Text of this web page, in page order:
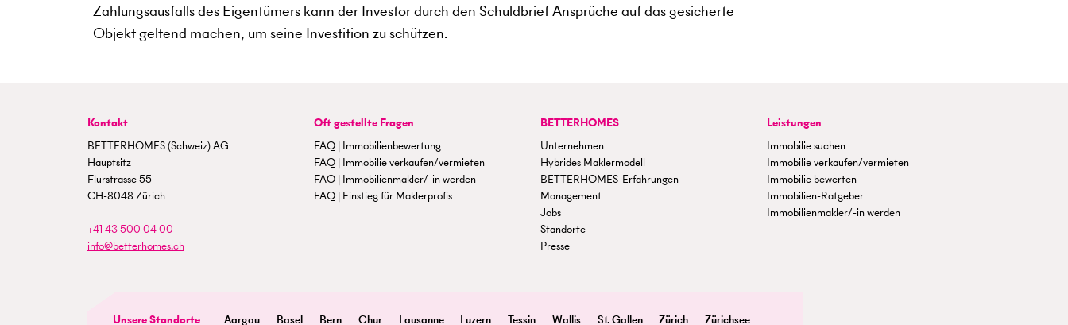
Zahlungsausfalls des Eigentümers kann der Investor durch den Schuldbrief Ansprüche auf das gesicherte
Objekt geltend machen, um seine Investition zu schützen.
Kontakt
BETTERHOMES (Schweiz) AG
Hauptsitz
Flurstrasse 55
CH-8048 Zürich
+41 43 500 04 00
info@betterhomes.ch
Oft gestellte Fragen
FAQ | Immobilienbewertung
FAQ | Immobilie verkaufen/vermieten
FAQ | Immobilienmakler/-in werden
FAQ | Einstieg für Maklerprofis
BETTERHOMES
Unternehmen
Hybrides Maklermodell
BETTERHOMES-Erfahrungen
Management
Jobs
Standorte
Presse
Leistungen
Immobilie suchen
Immobilie verkaufen/vermieten
Immobilie bewerten
Immobilien-Ratgeber
Immobilienmakler/-in werden
Unsere Standorte Aargau Basel Bern Chur Lausanne Luzern Tessin Wallis St. Gallen Zürich Zürichsee